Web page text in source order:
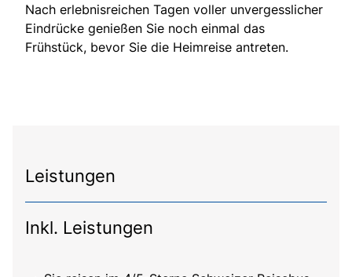
Nach erlebnisreichen Tagen voller unvergesslicher
Eindrücke genießen Sie noch einmal das
Frühstück, bevor Sie die Heimreise antreten.
Leistungen
Inkl. Leistungen